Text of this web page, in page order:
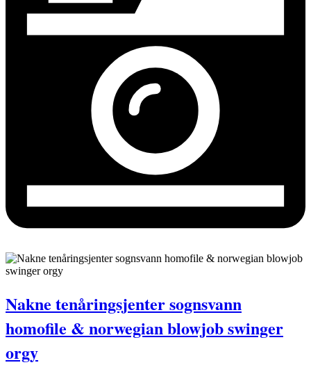
Nakne tenåringsjenter sognsvann
homofile & norwegian blowjob swinger
orgy